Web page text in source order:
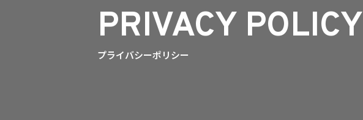
PRIVACY POLICY
プライバシーポリシー